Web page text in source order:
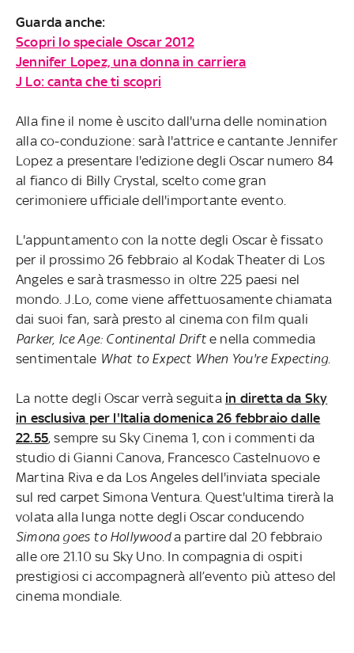
Guarda anche:
Scopri lo speciale Oscar 2012
Jennifer Lopez, una donna in carriera
J Lo: canta che ti scopri
Alla fine il nome è uscito dall'urna delle nomination
alla co-conduzione: sarà l'attrice e cantante Jennifer
Lopez a presentare l'edizione degli Oscar numero 84
al fianco di Billy Crystal, scelto come gran
cerimoniere ufficiale dell'importante evento.
L'appuntamento con la notte degli Oscar è fissato
per il prossimo 26 febbraio al Kodak Theater di Los
Angeles e sarà trasmesso in oltre 225 paesi nel
mondo. J.Lo, come viene affettuosamente chiamata
dai suoi fan, sarà presto al cinema con film quali
Parker, Ice Age: Continental Drifte nella commedia
sentimentale What to Expect When You're Expecting.
La notte degli Oscar verrà seguita in diretta da Sky
in esclusiva per l'Italia domenica 26 febbraio dalle
22.55, sempre su Sky Cinema 1, con i commenti da
studio di Gianni Canova, Francesco Castelnuovo e
Martina Riva e da Los Angeles dell'inviata speciale
sul red carpet Simona Ventura. Quest'ultima tirerà la
volata alla lunga notte degli Oscar conducendo
Simona goes to Hollywooda partire dal 20 febbraio
alle ore 21.10 su Sky Uno. In compagnia di ospiti
prestigiosi ci accompagnerà all’evento più atteso del
cinema mondiale.